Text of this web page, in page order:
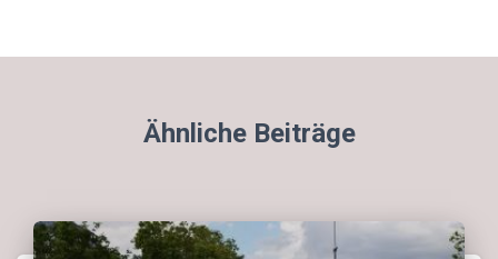
Ähnliche Beiträge